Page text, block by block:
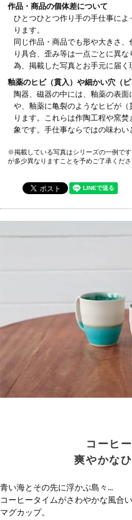
作品・商品の個体差について
ひとつひとつ作り手の手仕事に
ります。
同じ作品・商品でも形や大きさ
り具合、歪み等は一点ごとに異
為、掲載した写真とお手元に届く
釉薬のヒビ（貫入）や細かい穴（
陶器、磁器の中には、釉薬の表面
や、釉薬に亀裂のようなヒビが
ります。これらは作陶工程や窯
象です。手仕事ならではの味わ
※掲載している写真はシリーズの一例で
が多少異なりますことを予めご了承くださ
コーヒ
爽やかな
青い海とその先に浮かぶ島々...
コーヒータイムがさわやかな風合
マグカップ。